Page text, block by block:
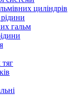
циліндрів
гальм
тяг